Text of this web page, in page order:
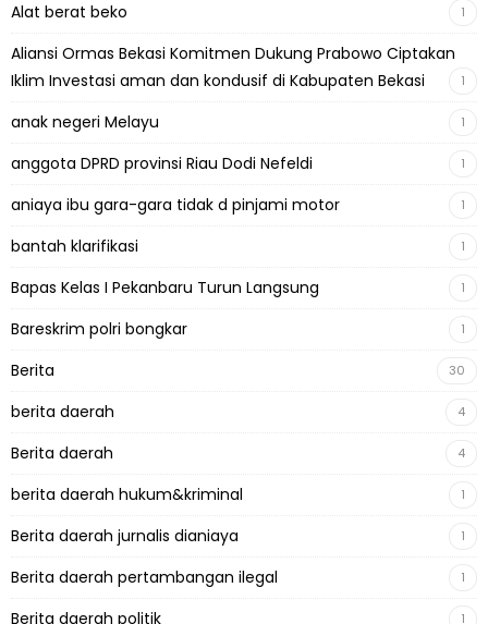
Alat berat beko 1
Aliansi Ormas Bekasi Komitmen Dukung Prabowo Ciptakan
Iklim Investasi aman dan kondusif di Kabupaten Bekasi
1
anak negeri Melayu 1
anggota DPRD provinsi Riau Dodi Nefeldi 1
aniaya ibu gara-gara tidak d pinjami motor 1
bantah klarifikasi 1
Bapas Kelas I Pekanbaru Turun Langsung 1
Bareskrim polri bongkar 1
Berita 30
berita daerah 4
Berita daerah 4
berita daerah hukum&kriminal 1
Berita daerah jurnalis dianiaya 1
Berita daerah pertambangan ilegal 1
Berita daerah politik 1